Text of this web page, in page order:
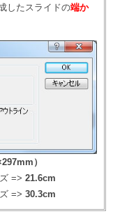
したスライドの端か
）
=> 21.6cm
=> 30.3cm